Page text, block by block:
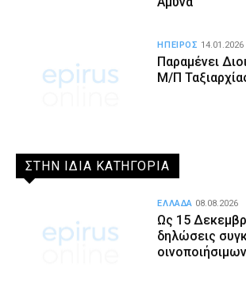
Παραμένει
Μ/Π
ΗΠΕΙΡΟΣ 14.01.2026
ΣΤΗΝ ΙΔΙΑ ΚΑΤΗΓΟΡΙΑ
Ως 15
δηλώσεις
ΕΛΛΑΔΑ 08.08.2026